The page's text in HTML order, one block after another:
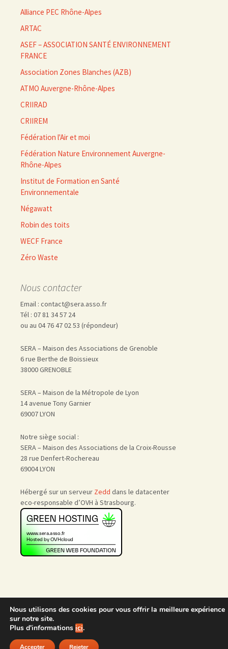
Alliance PEC Rhône-Alpes
ARTAC
ASEF – ASSOCIATION SANTÉ ENVIRONNEMENT
FRANCE
Association Zones Blanches (AZB)
ATMO Auvergne-Rhône-Alpes
CRIIRAD
CRIIREM
Fédération l'Air et moi
Fédération Nature Environnement Auvergne-
Rhône-Alpes
Institut de Formation en Santé
Environnementale
Négawatt
Robin des toits
WECF France
Zéro Waste
Nous contacter
Email : contact@sera.asso.fr
Tél : 07 81 34 57 24
ou au 04 76 47 02 53 (répondeur)
SERA – Maison des Associations de Grenoble
6 rue Berthe de Boissieux
38000 GRENOBLE
SERA – Maison de la Métropole de Lyon
14 avenue Tony Garnier
69007 LYON
Notre siège social :
SERA – Maison des Associations de la Croix-Rousse
28 rue Denfert-Rochereau
69004 LYON
Hébergé sur un serveur Zedd dans le datacenter
eco-responsable d’OVH à Strasbourg.
Accueil | Nous rejoindre
Admin
Nous utilisons des cookies pour vous offrir la meilleure expérience
sur notre site.
Plus d'informations ici.
Accepter Rejeter